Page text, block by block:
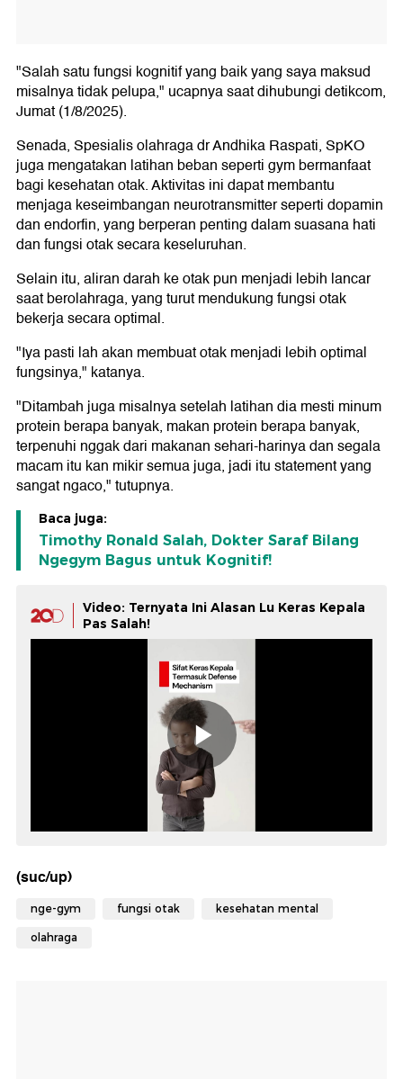
"Salah satu fungsi kognitif yang baik yang saya maksud
misalnya tidak pelupa," ucapnya saat dihubungi detikcom,
Jumat (1/8/2025).
Senada, Spesialis olahraga dr Andhika Raspati, SpKO
juga mengatakan latihan beban seperti gym bermanfaat
bagi kesehatan otak. Aktivitas ini dapat membantu
menjaga keseimbangan neurotransmitter seperti dopamin
dan endorfin, yang berperan penting dalam suasana hati
dan fungsi otak secara keseluruhan.
Selain itu, aliran darah ke otak pun menjadi lebih lancar
saat berolahraga, yang turut mendukung fungsi otak
bekerja secara optimal.
"Iya pasti lah akan membuat otak menjadi lebih optimal
fungsinya," katanya.
"Ditambah juga misalnya setelah latihan dia mesti minum
protein berapa banyak, makan protein berapa banyak,
terpenuhi nggak dari makanan sehari-harinya dan segala
macam itu kan mikir semua juga, jadi itu statement yang
sangat ngaco," tutupnya.
Baca juga:
Timothy Ronald Salah, Dokter Saraf Bilang
Ngegym Bagus untuk Kognitif!
Video: Ternyata Ini Alasan Lu Keras Kepala
Pas Salah!
(suc/up)
nge-gym fungsi otak kesehatan mental
olahraga